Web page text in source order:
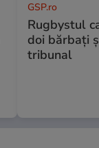
GSP.ro
Rugbystul
doi bărbați
tribunal